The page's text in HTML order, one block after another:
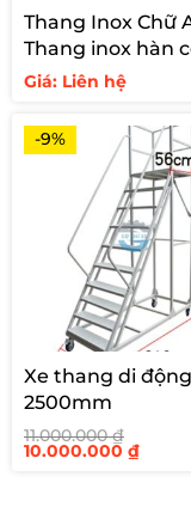
Thang Inox Chữ
Thang inox hàn
định cho siêu thị
Giá: Liên hệ
-9%
Xe thang di
2500mm
11.000.000₫
Giá
10.000.000 ₫Giá